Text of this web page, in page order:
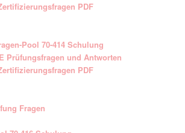
PDF
Pool 70-414 Schulung
Prüfungsfragen und Antworten
PDF
Fragen